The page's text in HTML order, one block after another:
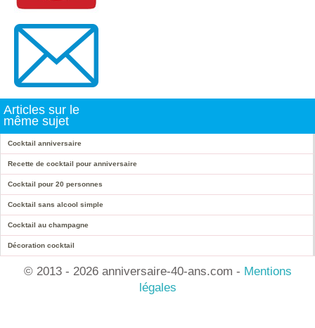
Articles sur le
même sujet
Cocktail anniversaire
Recette de cocktail pour anniversaire
Cocktail pour 20 personnes
Cocktail sans alcool simple
Cocktail au champagne
Décoration cocktail
© 2013 - 2026 anniversaire-40-ans.com - Mentions
légales